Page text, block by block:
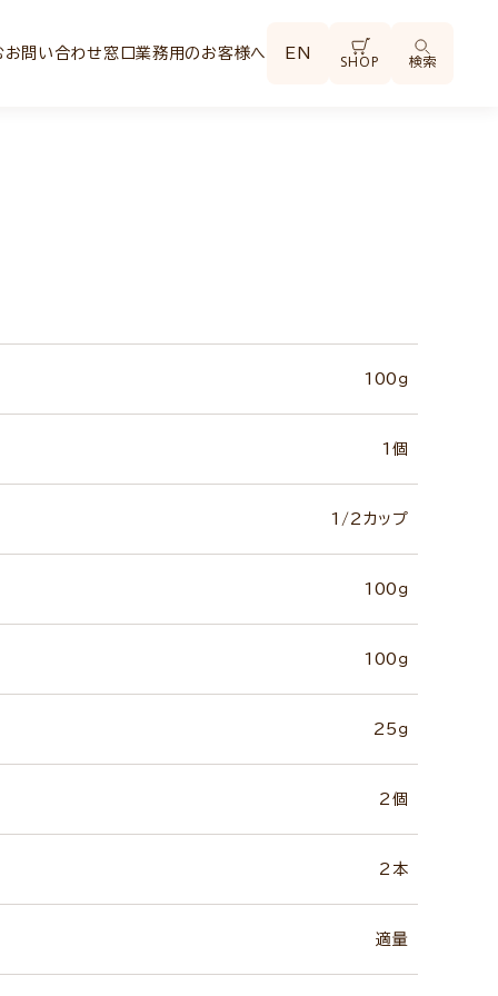
お問い合わせ窓口業務用のお客様へ EN SHOP 検索
100ｇ
1個
1/2カップ
100ｇ
100ｇ
25ｇ
2個
2本
適量